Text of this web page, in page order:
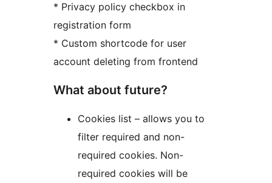
* Privacy policy checkbox in
registration form
* Custom shortcode for user
account deleting from frontend
What about future?
Cookies list – allows you to
filter required and non-
required cookies. Non-
required cookies will be